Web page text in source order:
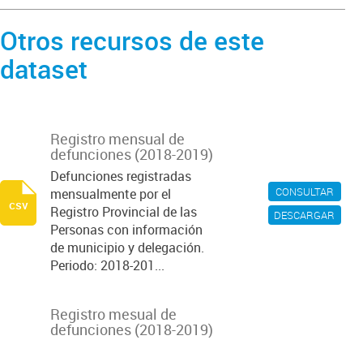
Otros recursos de este
dataset
CONSULTAR
DESCARGAR
Registro mensual de
defunciones (2018-2019)
Defunciones registradas
mensualmente por el
Registro Provincial de las
Personas con información
de municipio y delegación.
Periodo: 2018-201...
csv
Registro mesual de
defunciones (2018-2019)